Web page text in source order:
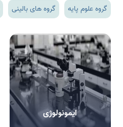
گروه علوم پایه گروه های بالینی
ایمونولوژی